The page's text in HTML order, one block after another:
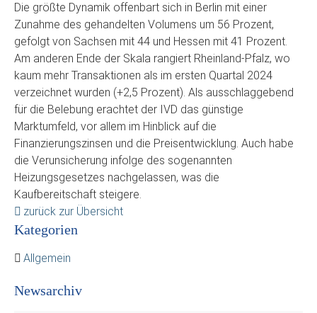
Die größte Dynamik offenbart sich in Berlin mit einer
Zunahme des gehandelten Volumens um 56 Prozent,
gefolgt von Sachsen mit 44 und Hessen mit 41 Prozent.
Am anderen Ende der Skala rangiert Rheinland-Pfalz, wo
kaum mehr Transaktionen als im ersten Quartal 2024
verzeichnet wurden (+2,5 Prozent). Als ausschlaggebend
für die Belebung erachtet der IVD das günstige
Marktumfeld, vor allem im Hinblick auf die
Finanzierungszinsen und die Preisentwicklung. Auch habe
die Verunsicherung infolge des sogenannten
Heizungsgesetzes nachgelassen, was die
Kaufbereitschaft steigere.
zurück zur Übersicht
Kategorien
Allgemein
Newsarchiv